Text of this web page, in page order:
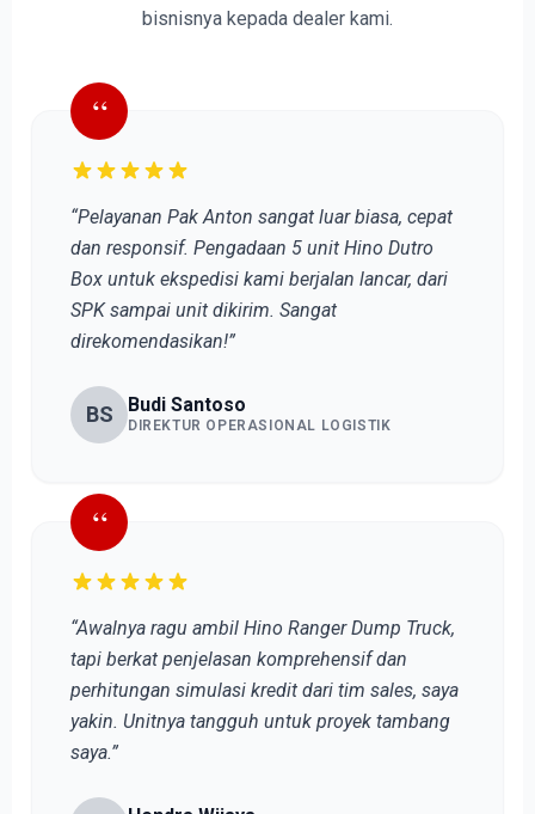
bisnisnya kepada dealer kami.
“
“Pelayanan Pak Anton sangat luar biasa, cepat
dan responsif. Pengadaan 5 unit Hino Dutro
Box untuk ekspedisi kami berjalan lancar, dari
SPK sampai unit dikirim. Sangat
direkomendasikan!”
BS Budi Santoso
DIREKTUR OPERASIONAL LOGISTIK
“
“Awalnya ragu ambil Hino Ranger Dump Truck,
tapi berkat penjelasan komprehensif dan
perhitungan simulasi kredit dari tim sales, saya
yakin. Unitnya tangguh untuk proyek tambang
saya.”